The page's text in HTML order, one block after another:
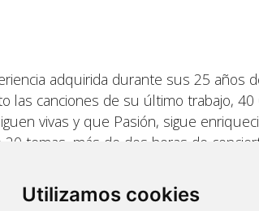
Utilizamos cookies
adquirida durante sus 25 años
las canciones de su último trabajo, 40
vivas y que Pasión, sigue
temas, más de dos horas de